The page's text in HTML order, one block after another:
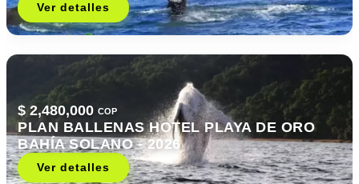
Ver detalles
$ 2,480,000 COP
PLAN BALLENAS HOTEL PLAYA DE ORO
BAHÍA SOLANO - 2026
Ver detalles